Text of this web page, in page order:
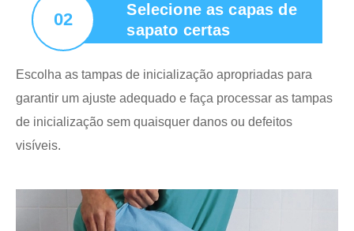
02
Selecione as capas de
sapato certas
Escolha as tampas de inicialização apropriadas para
garantir um ajuste adequado e faça processar as tampas
de inicialização sem quaisquer danos ou defeitos
visíveis.